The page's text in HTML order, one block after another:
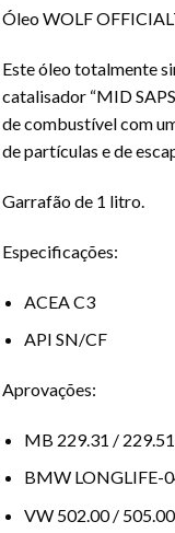
Óleo WOLF
Este óleo totalmente
catalisador “MID
de combustível com
de partículas e de
Garrafão de 1 litro.
Especificações:
ACEA C3
API SN/CF
Aprovações:
MB 229.31 /
BMW LONGLIFE-
VW 502.00 /